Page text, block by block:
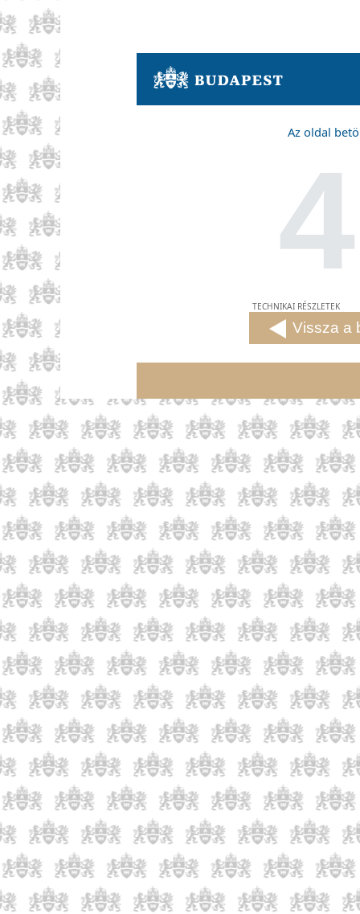
Az oldal
TECHNIKAI RÉSZLETEK
Vissza a